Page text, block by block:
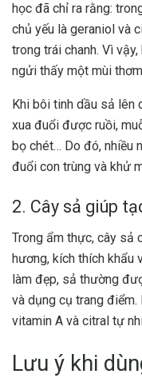
học đã chỉ ra rằng:
chủ yếu là geraniol và
trong trái chanh. Vì
ngửi thấy một mùi
Khi bôi tinh dầu sả lên
xua đuổi được ruồi,
bọ chét… Do đó, nhiều
đuổi con trùng và khử
2. Cây sả giúp
Trong ẩm thực, cây sả
hương, kích thích khẩu
làm đẹp, sả thường
và dụng cụ trang
vitamin A và citral tự
Lưu ý khi